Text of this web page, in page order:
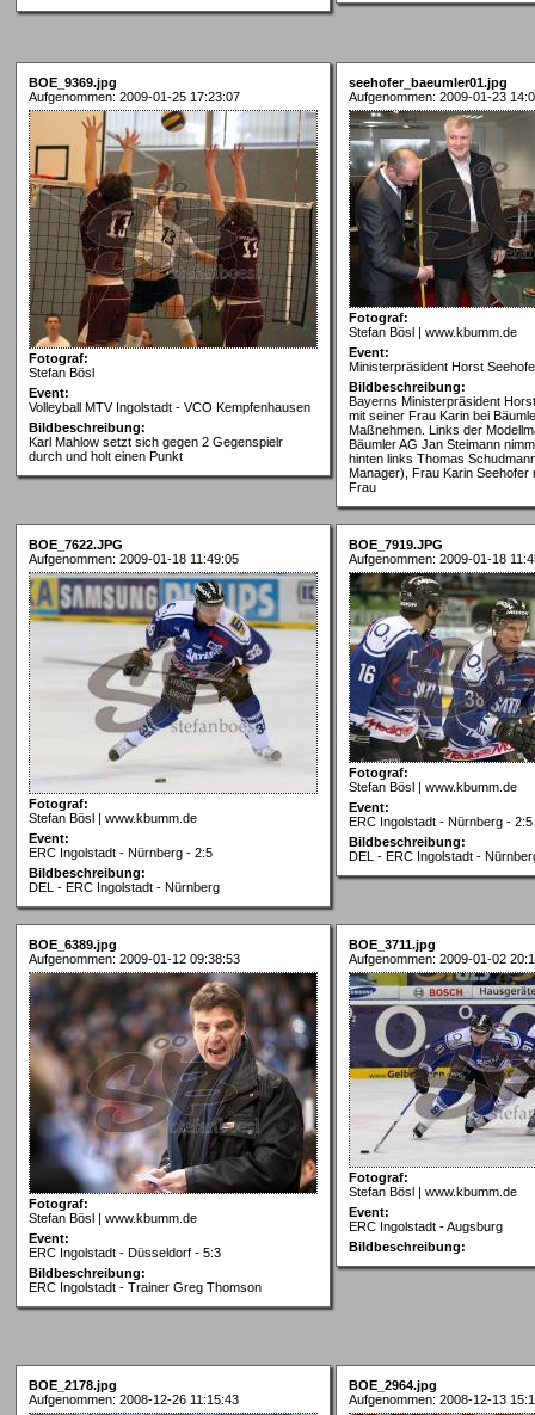
BOE_9369.jpg
Aufgenommen: 2009-01-25 17:23:07
Fotograf:
Stefan Bösl
Event:
Volleyball MTV Ingolstadt - VCO Kempfenhausen
Bildbeschreibung:
Karl Mahlow setzt sich gegen 2 Gegenspielr
durch und holt einen Punkt
seehofer_baeumler01.jpg
Aufgenommen: 2009-01-23
Fotograf:
Stefan Bösl | www.kbumm.de
Event:
Ministerpräsident Horst
Bildbeschreibung:
Bayerns Ministerpräsident
mit seiner Frau Karin bei
Maßnehmen. Links der
Bäumler AG Jan Steimann
hinten links Thomas
Manager), Frau Karin Seehofer
Frau
BOE_7622.JPG
Aufgenommen: 2009-01-18 11:49:05
Fotograf:
Stefan Bösl | www.kbumm.de
Event:
ERC Ingolstadt - Nürnberg - 2:5
Bildbeschreibung:
DEL - ERC Ingolstadt - Nürnberg
BOE_7919.JPG
Aufgenommen: 2009-01-18
Fotograf:
Stefan Bösl | www.kbumm.de
Event:
ERC Ingolstadt - Nürnberg - 2:5
Bildbeschreibung:
DEL - ERC Ingolstadt -
BOE_6389.jpg
Aufgenommen: 2009-01-12 09:38:53
Fotograf:
Stefan Bösl | www.kbumm.de
Event:
ERC Ingolstadt - Düsseldorf - 5:3
Bildbeschreibung:
ERC Ingolstadt - Trainer Greg Thomson
BOE_3711.jpg
Aufgenommen: 2009-01-02
Fotograf:
Stefan Bösl | www.kbumm.de
Event:
ERC Ingolstadt - Augsburg
Bildbeschreibung:
BOE_2178.jpg
Aufgenommen: 2008-12-26 11:15:43
BOE_2964.jpg
Aufgenommen: 2008-12-13